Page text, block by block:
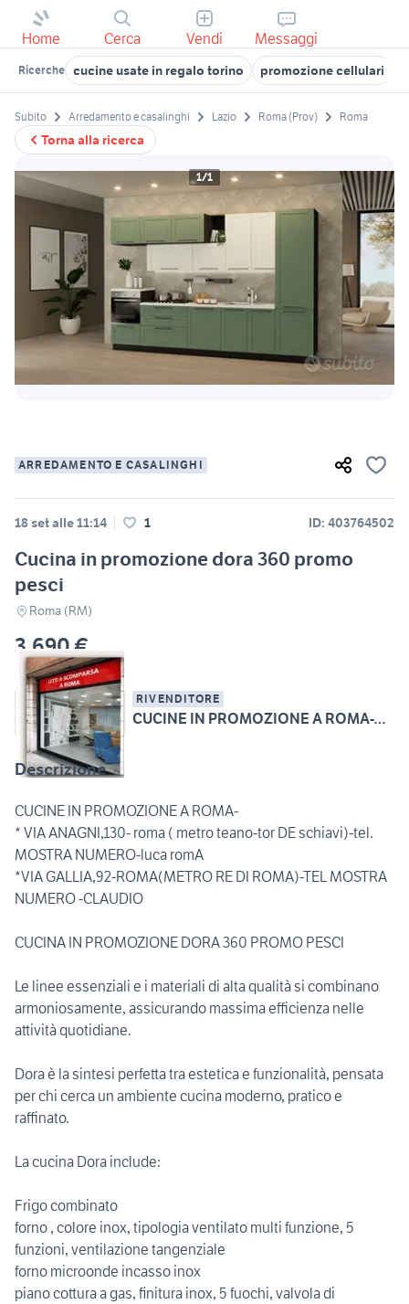
Home Cerca Vendi Messaggi
Ricerche cucine usate in regalo torino promozione cellulari
Torna alla ricerca
Subito Arredamento e casalinghi Lazio Roma (Prov) Roma
1/1
ARREDAMENTO E CASALINGHI
18 set alle 11:14 1 ID: 403764502
Cucina in promozione dora 360 promo
pesci
Roma (RM)
3.690 €
RIVENDITORE
CUCINE IN PROMOZIONE A ROMA-VIA ANAGNI,130-OFFERTA
Descrizione
CUCINE IN PROMOZIONE A ROMA-
* VIA ANAGNI,130- roma ( metro teano-tor DE schiavi)-tel.
MOSTRA NUMERO-luca romA
*VIA GALLIA,92-ROMA(METRO RE DI ROMA)-TEL MOSTRA
NUMERO -CLAUDIO
CUCINA IN PROMOZIONE DORA 360 PROMO PESCI
Le linee essenziali e i materiali di alta qualità si combinano
armoniosamente, assicurando massima efficienza nelle
attività quotidiane.
Dora è la sintesi perfetta tra estetica e funzionalità, pensata
per chi cerca un ambiente cucina moderno, pratico e
raffinato.
La cucina Dora include:
Frigo combinato
forno , colore inox, tipologia ventilato multi funzione, 5
funzioni, ventilazione tangenziale
forno microonde incasso inox
piano cottura a gas, finitura inox, 5 fuochi, valvola di